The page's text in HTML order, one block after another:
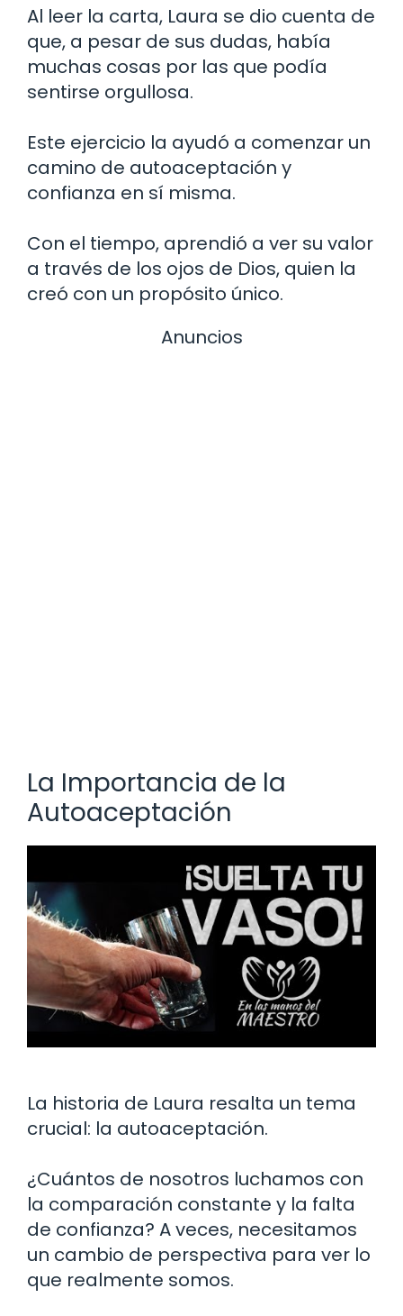
Al leer la carta, Laura se dio cuenta de
que, a pesar de sus dudas, había
muchas cosas por las que podía
sentirse orgullosa.
Este ejercicio la ayudó a comenzar un
camino de autoaceptación y
confianza en sí misma.
Con el tiempo, aprendió a ver su valor
a través de los ojos de Dios, quien la
creó con un propósito único.
Anuncios
La Importancia de la
Autoaceptación
La historia de Laura resalta un tema
crucial: la autoaceptación.
¿Cuántos de nosotros luchamos con
la comparación constante y la falta
de confianza? A veces, necesitamos
un cambio de perspectiva para ver lo
que realmente somos.